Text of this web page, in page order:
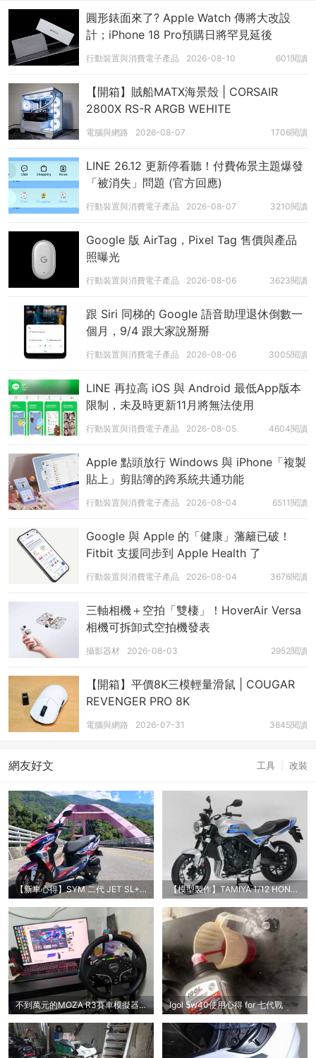
圓形錶面來了? Apple Watch 傳將大改設
計；iPhone 18 Pro預購日將罕見延後
行動裝置與消費電子產品 2026-08-10 601閱讀
【開箱】賊船MATX海景殼 | CORSAIR
2800X RS-R ARGB WEHITE
電腦與網路 2026-08-07 1706閱讀
LINE 26.12 更新停看聽！付費佈景主題爆發
「被消失」問題 (官方回應)
行動裝置與消費電子產品 2026-08-07 3210閱讀
Google 版 AirTag，Pixel Tag 售價與產品
照曝光
行動裝置與消費電子產品 2026-08-06 3623閱讀
跟 Siri 同梯的 Google 語音助理退休倒數一
個月，9/4 跟大家說掰掰
行動裝置與消費電子產品 2026-08-06 3005閱讀
LINE 再拉高 iOS 與 Android 最低App版本
限制，未及時更新11月將無法使用
行動裝置與消費電子產品 2026-08-05 4604閱讀
Apple 點頭放行 Windows 與 iPhone「複製
貼上」剪貼簿的跨系統共通功能
行動裝置與消費電子產品 2026-08-04 6511閱讀
Google 與 Apple 的「健康」藩籬已破！
Fitbit 支援同步到 Apple Health 了
行動裝置與消費電子產品 2026-08-04 3676閱讀
三軸相機＋空拍「雙棲」！HoverAir Versa
相機可拆卸式空拍機發表
攝影器材 2026-08-03 2952閱讀
【開箱】平價8K三模輕量滑鼠 | COUGAR
REVENGER PRO 8K
電腦與網路 2026-07-31 3845閱讀
網友好文 工具 改裝
【新車心得】SYM 二代 JET SL+ 新車開箱＋ 【模型製作】TAMIYA 1/12 HONDA CB1000F (
不到萬元的MOZA R3賽車模擬器 入門款 Igol 5w40使用心得 for 七代戰